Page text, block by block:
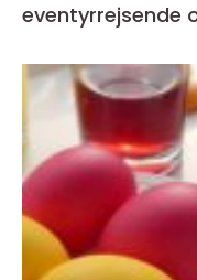
eventyrrejsende